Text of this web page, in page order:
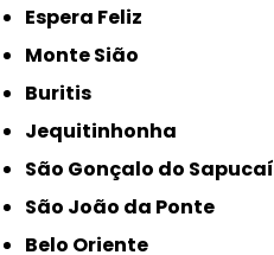
Espera Feliz
Monte Sião
Buritis
Jequitinhonha
São Gonçalo do Sapucaí
São João da Ponte
Belo Oriente